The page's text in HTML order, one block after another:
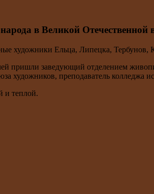
в Великой Отечественной
художники Ельца, Липецка, Тербунов,
пришли заведующий отделением
художников, преподаватель колледжа
и теплой.